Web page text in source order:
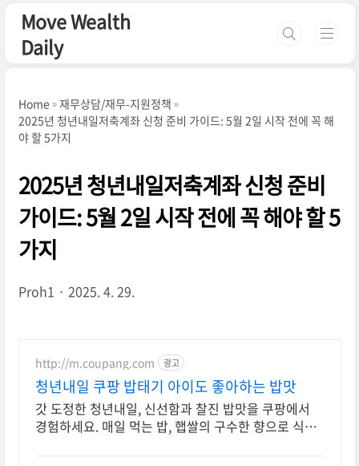
Move Wealth
Daily
Home
재무상담/재무-지원정책
2025년 청년내일저축계좌 신청 준비 가이드: 5월 2일 시작 전에 꼭 해
야 할 5가지
2025년 청년내일저축계좌 신청 준비
가이드: 5월 2일 시작 전에 꼭 해야 할 5
가지
Proh1 2025. 4. 29.
http://m.coupang.com 광고
청년내일 쿠팡 밥태기 아이도 좋아하는 밥맛
갓 도정한 청년내일, 신선함과 찰진 밥맛을 쿠팡에서
경험하세요. 매일 먹는 밥, 햅쌀의 구수한 향으로 식탁